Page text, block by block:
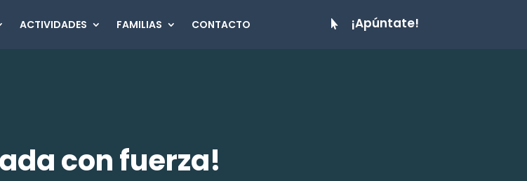
ACTIVIDADES FAMILIAS CONTACTO  ¡Apúntate!
con fuerza!